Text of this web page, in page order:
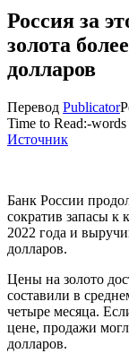
Россия за
золота
долларов
Перевод Publicator
Time to Read:-words
Источник
Банк России
сократив запасы к
2022 года и
долларов.
Цены на золото
составили в
четыре месяца.
цене, продажи
долларов.